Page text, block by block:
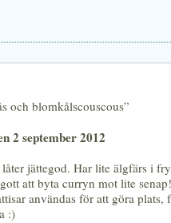
och blomkålscouscous”
2 september 2012
jättegod. Har lite älgfärs i
att byta curryn mot lite
användas för att göra plats,
:)